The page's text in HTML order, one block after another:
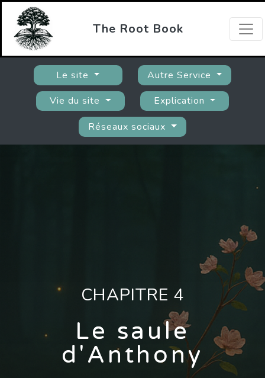
The Root Book
Le site
Autre Service
Vie du site
Explication
Réseaux sociaux
CHAPITRE 4
Le saule
d'Anthony